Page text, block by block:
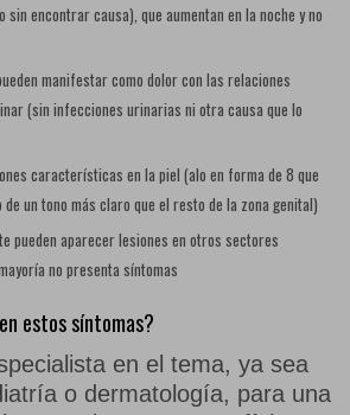
encontrar causa), que aumentan en la noche y no
manifestar como dolor con las relaciones
(sin infecciones urinarias ni otra causa que lo
características en la piel (alo en forma de 8 que
de un tono más claro que el resto de la zona genital)
pueden aparecer lesiones en otros sectores
no presenta síntomas
estos síntomas?
en el tema, ya sea
o dermatología, para una
Juguetes